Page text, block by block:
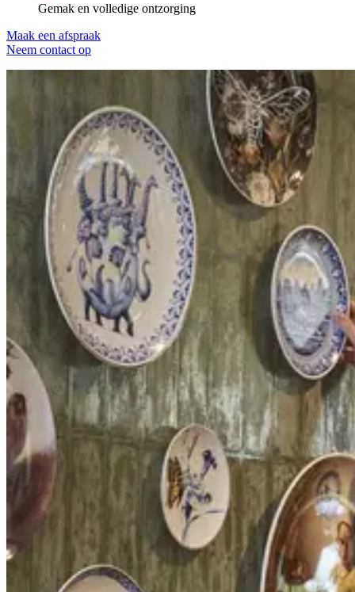
Gemak en volledige ontzorging
Maak een afspraak
Neem contact op